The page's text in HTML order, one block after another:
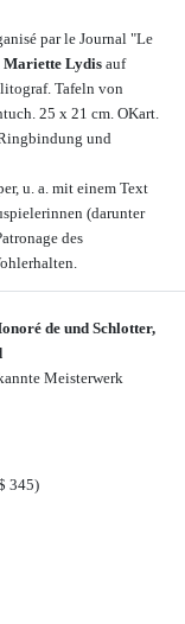
par le Journal "Le
Mariette Lydis auf
Tafeln von
25 x 21 cm. OKart.
und
u. a. mit einem Text
(darunter
des
de und Schlotter,
Meisterwerk
345)